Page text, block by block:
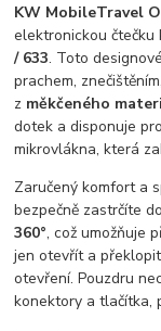
KW MobileTravel
elektronickou čtečku
/ 633. Toto
prachem,
z měkčeného
dotek a disponuje
mikrovlákna, která
Zaručený komfort a
bezpečně zastrčíte
360°, což umožňuje
jen otevřít a
otevření. Pouzdru
konektory a tlačítka,